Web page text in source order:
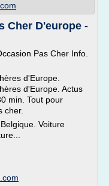
Cher D'europe -
Pas Cher Info.
d'Europe.
d'Europe. Actus
min. Tout pour
cher.
Voiture